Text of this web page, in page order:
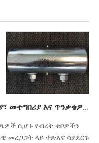
እጅጌ ጥንድ አጠቃቀም መመሪያ፡ መግቢያ፣ መተግበሪያ እና ጥንቃቄዎች
ሲሆኑ የብረት ቱቦዎችን
መረጋጋት ላይ ተጽእኖ ሳያደርጉ